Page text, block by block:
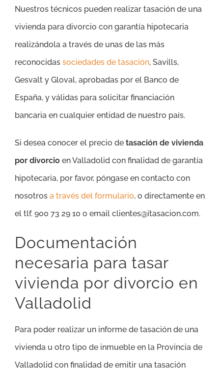
Nuestros técnicos pueden realizar tasación de una
vivienda para divorcio con garantía hipotecaria
realizándola a través de unas de las más
reconocidas sociedades de tasación, Savills,
Gesvalt y Gloval, aprobadas por el Banco de
España, y válidas para solicitar financiación
bancaria en cualquier entidad de nuestro país.
Si desea conocer el precio de tasación de vivienda
por divorcio en Valladolid con finalidad de garantía
hipotecaria, por favor, póngase en contacto con
nosotros a través del formulario, o directamente en
el tlf. 900 73 29 10 o email clientes@itasacion.com.
Documentación
necesaria para tasar
vivienda por divorcio en
Valladolid
Para poder realizar un informe de tasación de una
vivienda u otro tipo de inmueble en la Provincia de
Valladolid con finalidad de emitir una tasación